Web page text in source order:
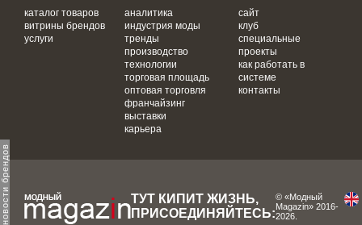
каталог товаров
витрины брендов
услуги
аналитика
индустрия моды
тренды
производство
технологии
торговая площадь
оптовая торговля
франчайзинг
выставки
карьера
сайт
клуб
специальные
проекты
как работать в
системе
контакты
ТУТ КИПИТ ЖИЗНЬ,
ПРИСОЕДИНЯЙТЕСЬ:
© «Модный
Magazin» 2016-
2026.